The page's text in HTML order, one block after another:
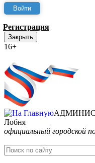
Регистрация
Закрыть
16+
Лобня
официальный городской